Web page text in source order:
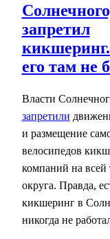
запретил
его там не
Власти
запретили
и размещение
велосипедов
компаний на всей
округа. Правда,
кикшеринг в
никогда не